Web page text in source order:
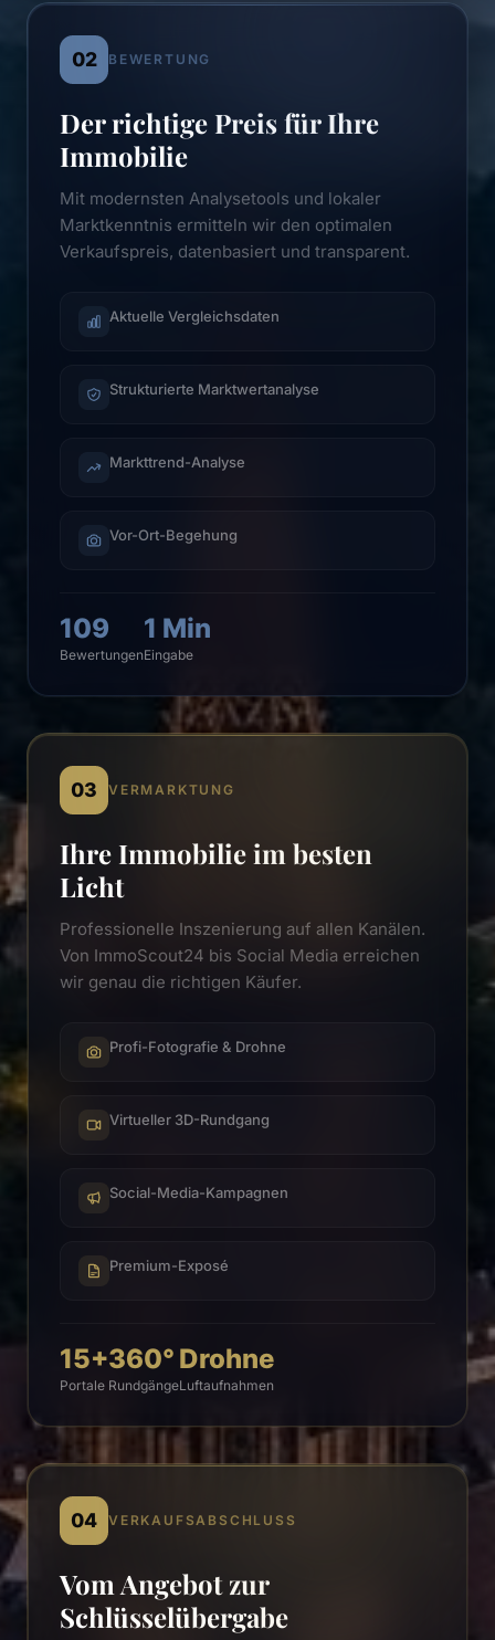
02 BEWERTUNG
Der richtige Preis für Ihre
Immobilie
Mit modernsten Analysetools und lokaler
Marktkenntnis ermitteln wir den optimalen
Verkaufspreis, datenbasiert und transparent.
Aktuelle Vergleichsdaten
Strukturierte Marktwertanalyse
Markttrend-Analyse
Vor-Ort-Begehung
109
Bewertungen
1 Min
Eingabe
03 VERMARKTUNG
Ihre Immobilie im besten
Licht
Professionelle Inszenierung auf allen Kanälen.
Von ImmoScout24 bis Social Media erreichen
wir genau die richtigen Käufer.
Profi-Fotografie & Drohne
Virtueller 3D-Rundgang
Social-Media-Kampagnen
Premium-Exposé
15+
Portale
360°
Rundgänge
Drohne
Luftaufnahmen
04 VERKAUFSABSCHLUSS
Vom Angebot zur
Schlüsselübergabe